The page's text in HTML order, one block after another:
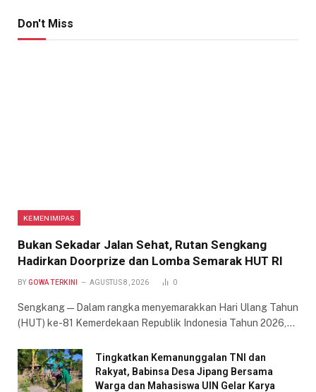
Don't Miss
KEMENIMIPAS
Bukan Sekadar Jalan Sehat, Rutan Sengkang
Hadirkan Doorprize dan Lomba Semarak HUT RI
BY GOWA TERKINI AGUSTUS 8, 2026 0
Sengkang — Dalam rangka menyemarakkan Hari Ulang Tahun
(HUT) ke-81 Kemerdekaan Republik Indonesia Tahun 2026,…
Tingkatkan Kemanunggalan TNI dan
Rakyat, Babinsa Desa Jipang Bersama
Warga dan Mahasiswa UIN Gelar Karya